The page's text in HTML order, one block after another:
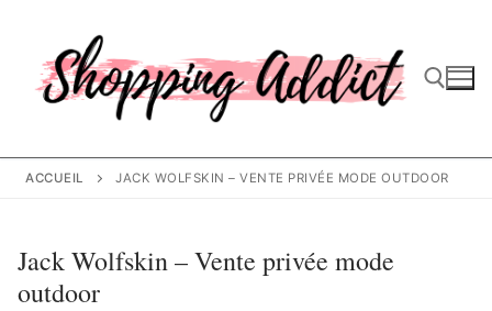
contenu
Rechercher :
ACCUEIL JACK WOLFSKIN – VENTE PRIVÉE MODE OUTDOOR
Jack Wolfskin – Vente privée mode
outdoor